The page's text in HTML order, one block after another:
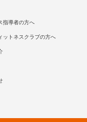
指導者の方へ
ットネスクラブの方へ